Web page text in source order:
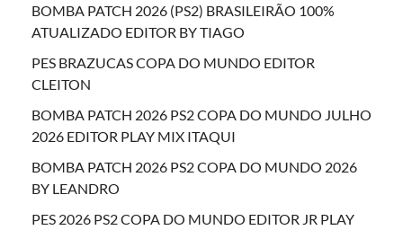
BOMBA PATCH 2026 (PS2) BRASILEIRÃO 100%
ATUALIZADO EDITOR BY TIAGO
PES BRAZUCAS COPA DO MUNDO EDITOR
CLEITON
BOMBA PATCH 2026 PS2 COPA DO MUNDO JULHO
2026 EDITOR PLAY MIX ITAQUI
BOMBA PATCH 2026 PS2 COPA DO MUNDO 2026
BY LEANDRO
PES 2026 PS2 COPA DO MUNDO EDITOR JR PLAY